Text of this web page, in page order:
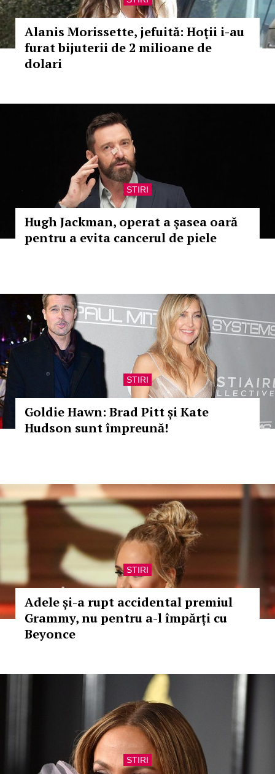
Alanis Morissette, jefuită: Hoţii i-au
furat bijuterii de 2 milioane de
dolari
STIRI
Hugh Jackman, operat a şasea oară
pentru a evita cancerul de piele
STIRI
Goldie Hawn: Brad Pitt și Kate
Hudson sunt împreună!
STIRI
Adele și-a rupt accidental premiul
Grammy, nu pentru a-l împărți cu
Beyonce
STIRI